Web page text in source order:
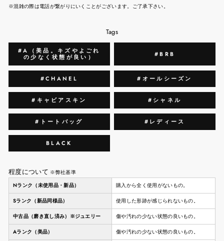
※混雑の際は電話が繋がりにいくことがございます。ご了承下さい。
Tags
#A（美品。キズやよごれ
の少なく状態が良い）
#BRB
#CHANEL #オールシーズン
#キャビアスキン #シャネル
#トートバッグ #レディース
BLACK
程度について ※弊社基準
Nランク（未使用品・新品）
購入から全く使用がないもの。
Sランク（新品同様品） 使用した形跡が感じられないもの。
中古品（磨き直し済み）※ジュエリー 傷や汚れの少ない状態の良いもの。
Aランク（美品） 傷や汚れの少ない状態の良いもの。